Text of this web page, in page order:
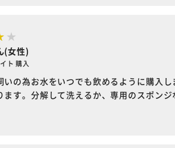
(女性)
ト 購入
いの為お水をいつでも飲めるように購入
ます。分解して洗えるか、専用のスポン